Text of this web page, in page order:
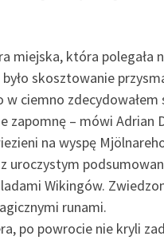
miejska, która
skosztowanie
ciemno
zapomnę – mówi Adrian
na wyspę
uroczystym
Wikingów.
runami.
po powrocie nie kryli